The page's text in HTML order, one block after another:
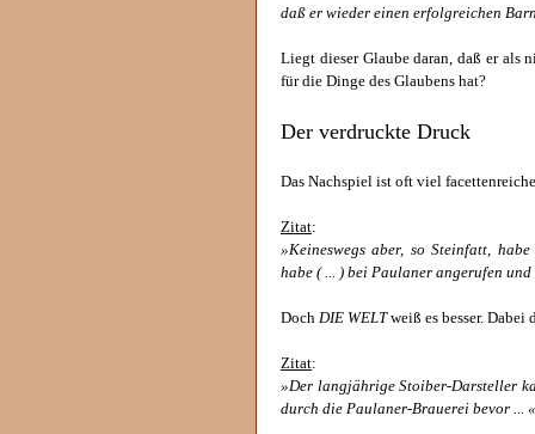
daß er wieder einen erfolgreichen
Liegt dieser Glaube daran, daß er als
für die Dinge des Glaubens hat?
Der verdruckte Druck
Das Nachspiel ist oft viel
Zitat:
»Keineswegs aber, so Steinfatt,
habe ( ... ) bei Paulaner angerufen
Doch DIE WELTweiß es besser. Dabei
Zitat:
»Der langjährige Stoiber-Darsteller
durch die Paulaner-Brauerei bevor ... «